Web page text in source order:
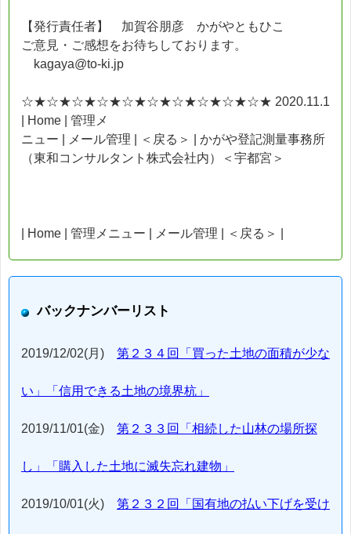
【発行責任者】 加賀谷朋彦 かがやともひこ
ご意見・ご感想をお待ちしております。
kagaya@to-ki.jp
☆★☆★☆★☆★☆★☆★☆★☆★☆★☆★ 2020.11.1
| Home | 管理メ
ニュー | メール管理 | ＜戻る＞ | かがや登記測量事務所
（東和コンサルタント株式会社内）＜宇都宮＞
| Home | 管理メニュー | メール管理 | ＜戻る＞ |
バックナンバーリスト
2019/12/02(月) 第２３４回「買った土地の面積が少な
い」「信用できる土地の境界杭」
2019/11/01(金) 第２３３回「相続した山林の場所探
し」「購入した土地に滅失忘れ建物」
2019/10/01(火) 第２３２回「国有地の払い下げを受け